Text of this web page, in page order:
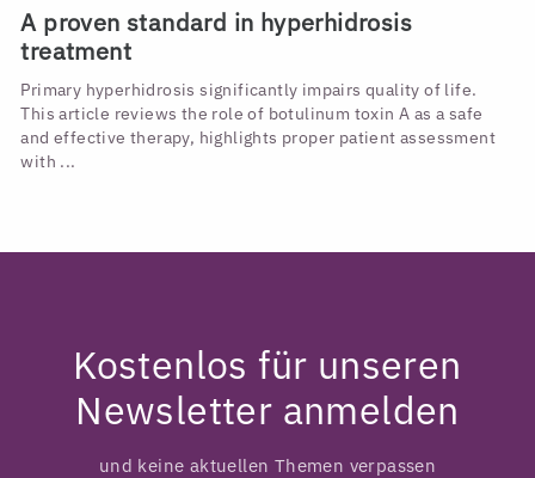
A proven standard in hyperhidrosis
treatment
Primary hyperhidrosis significantly impairs quality of life.
This article reviews the role of botulinum toxin A as a safe
and effective therapy, highlights proper patient assessment
with ...
Kostenlos für unseren
Newsletter anmelden
und keine aktuellen Themen verpassen